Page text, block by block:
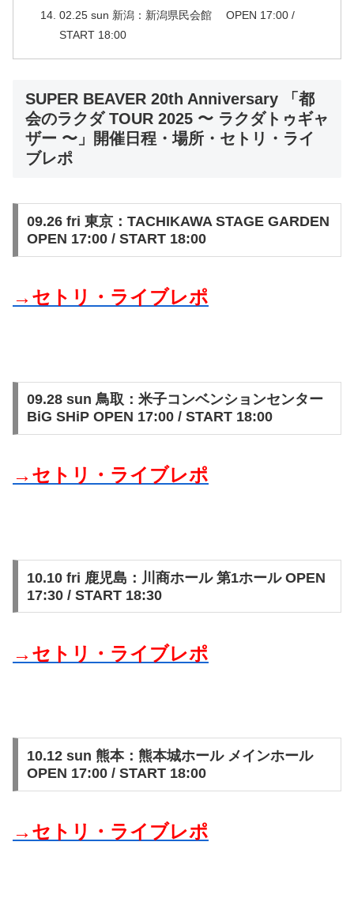
02.25 sun 新潟：新潟県民会館 OPEN 17:00 /
START 18:00
SUPER BEAVER 20th Anniversary 「都
会のラクダ TOUR 2025 〜 ラクダトゥギャ
ザー 〜」開催日程・場所・セトリ・ライ
ブレポ
09.26 fri 東京：TACHIKAWA STAGE GARDEN
OPEN 17:00 / START 18:00
→セトリ・ライブレポ
09.28 sun 鳥取：米子コンベンションセンター
BiG SHiP OPEN 17:00 / START 18:00
→セトリ・ライブレポ
10.10 fri 鹿児島：川商ホール 第1ホール OPEN
17:30 / START 18:30
→セトリ・ライブレポ
10.12 sun 熊本：熊本城ホール メインホール
OPEN 17:00 / START 18:00
→セトリ・ライブレポ